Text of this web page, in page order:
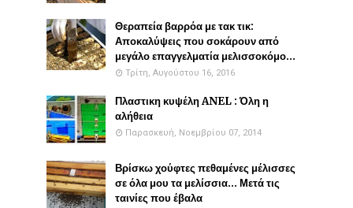
Θεραπεία βαρρόα με τακ τικ:
Αποκαλύψεις που σοκάρουν από
μεγάλο επαγγελματία μελισσοκόμο...
Τρίτη, Αυγούστου 16, 2016
Πλαστικη κυψέλη ANEL : Όλη η
αλήθεια
Παρασκευή, Νοεμβρίου 07, 2014
Βρίσκω χούφτες πεθαμένες μέλισσες
σε όλα μου τα μελίσσια... Μετά τις
ταινίες που έβαλα